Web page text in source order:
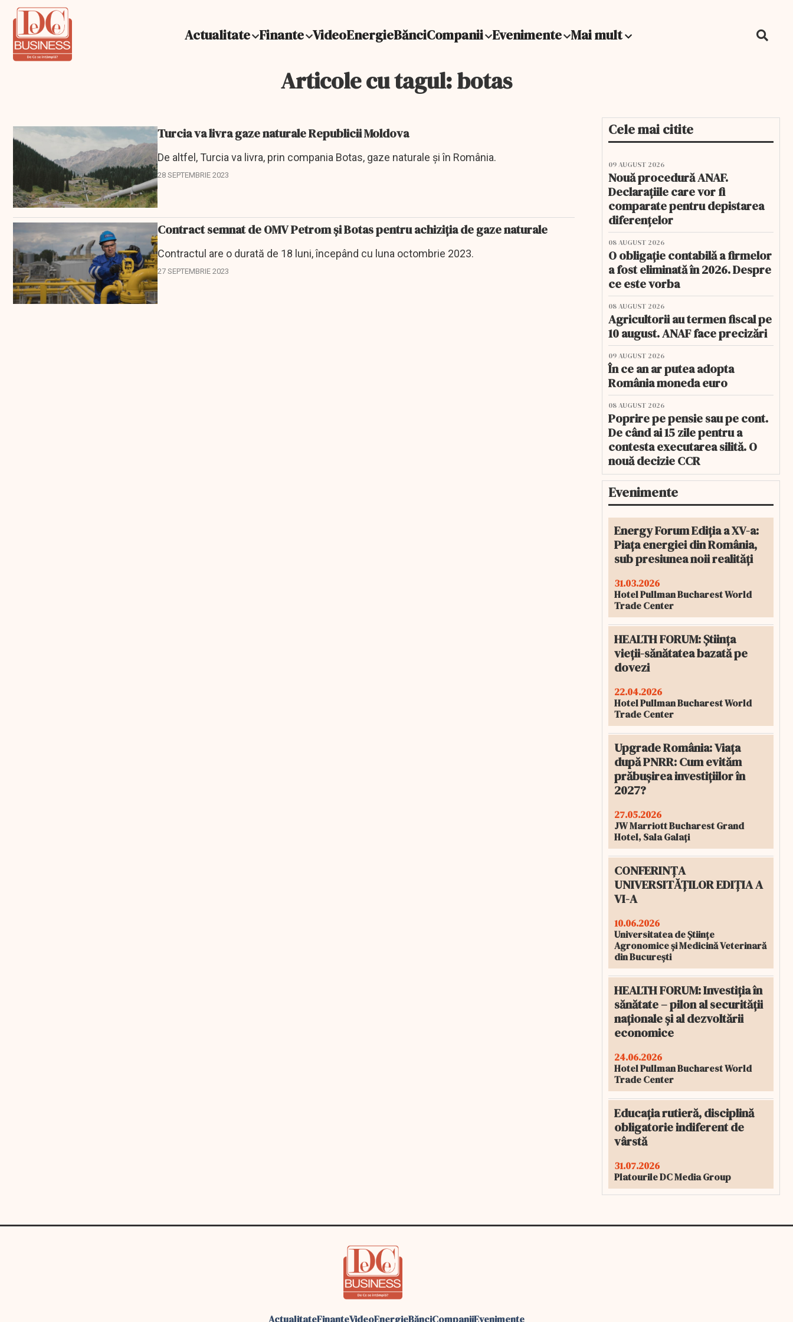
Actualitate Finante VideoEnergieBănciCompanii Evenimente Mai mult
Articole cu tagul: botas
Turcia va livra gaze naturale Republicii Moldova
De altfel, Turcia va livra, prin compania Botas, gaze naturale și în România.
28 SEPTEMBRIE 2023
Contract semnat de OMV Petrom și Botas pentru achiziția de gaze naturale
Contractul are o durată de 18 luni, începând cu luna octombrie 2023.
27 SEPTEMBRIE 2023
Cele mai citite
09 AUGUST 2026
Nouă procedură ANAF.
Declarațiile care vor fi
comparate pentru depistarea
diferențelor
08 AUGUST 2026
O obligație contabilă a firmelor
a fost eliminată în 2026. Despre
ce este vorba
08 AUGUST 2026
Agricultorii au termen fiscal pe
10 august. ANAF face precizări
09 AUGUST 2026
În ce an ar putea adopta
România moneda euro
08 AUGUST 2026
Poprire pe pensie sau pe cont.
De când ai 15 zile pentru a
contesta executarea silită. O
nouă decizie CCR
Evenimente
Energy Forum Ediția a XV-a:
Piața energiei din România,
sub presiunea noii realități
31.03.2026
Hotel Pullman Bucharest World
Trade Center
HEALTH FORUM: Știința
vieții-sănătatea bazată pe
dovezi
22.04.2026
Hotel Pullman Bucharest World
Trade Center
Upgrade România: Viața
după PNRR: Cum evităm
prăbușirea investițiilor în
2027?
27.05.2026
JW Marriott Bucharest Grand
Hotel, Sala Galați
CONFERINȚA
UNIVERSITĂȚILOR EDIȚIA A
VI-A
10.06.2026
Universitatea de Științe
Agronomice și Medicină Veterinară
din București
HEALTH FORUM: Investiția în
sănătate – pilon al securității
naționale și al dezvoltării
economice
24.06.2026
Hotel Pullman Bucharest World
Trade Center
Educația rutieră, disciplină
obligatorie indiferent de
vârstă
31.07.2026
Platourile DC Media Group
ActualitateFinanteVideoEnergieBănciCompaniiEvenimente